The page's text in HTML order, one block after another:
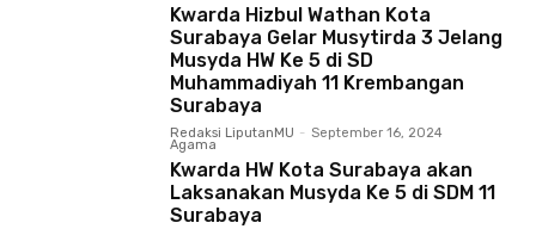
Kwarda Hizbul Wathan Kota
Surabaya Gelar Musytirda 3 Jelang
Musyda HW Ke 5 di SD
Muhammadiyah 11 Krembangan
Surabaya
Redaksi LiputanMU - September 16, 2024
Agama
Kwarda HW Kota Surabaya akan
Laksanakan Musyda Ke 5 di SDM 11
Surabaya